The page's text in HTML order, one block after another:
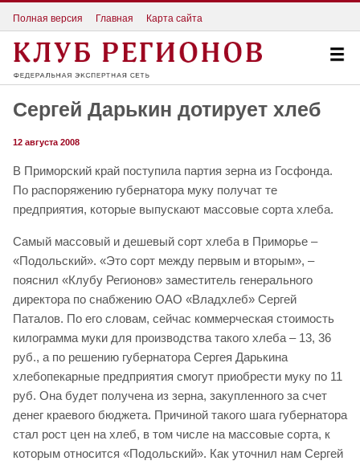
Полная версия Главная Карта сайта
Сергей Дарькин дотирует хлеб
12 августа 2008
В Приморский край поступила партия зерна из Госфонда.
По распоряжению губернатора муку получат те
предприятия, которые выпускают массовые сорта хлеба.
Самый массовый и дешевый сорт хлеба в Приморье –
«Подольский». «Это сорт между первым и вторым», –
пояснил «Клубу Регионов» заместитель генерального
директора по снабжению ОАО «Владхлеб» Сергей
Паталов. По его словам, сейчас коммерческая стоимость
килограмма муки для производства такого хлеба – 13, 36
руб., а по решению губернатора Сергея Дарькина
хлебопекарные предприятия смогут приобрести муку по 11
руб. Она будет получена из зерна, закупленного за счет
денег краевого бюджета. Причиной такого шага губернатора
стал рост цен на хлеб, в том числе на массовые сорта, к
которым относится «Подольский». Как уточнил нам Сергей